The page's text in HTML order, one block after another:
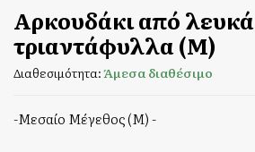
Αρκουδάκι από λευκά
τριαντάφυλλα (Μ)
Διαθεσιμότητα:Άμεσα διαθέσιμο
-Μεσαίο Μέγεθος (Μ) -